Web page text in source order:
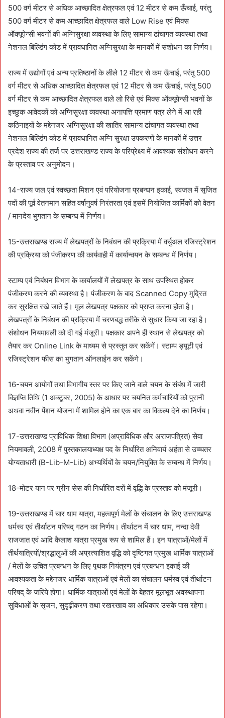
500 वर्ग मीटर से अधिक आच्छादित क्षेत्रफल एवं 12 मीटर से कम ऊँचाई, परंतु
500 वर्ग मीटर से कम आच्छादित क्षेत्रफल वाले Low Rise एवं मिक्स
ऑक्यूपेन्सी भवनों की अग्निसुरक्षा व्यवस्था के लिए सामान्य ढांचागत व्यवस्था तथा
नेशनल बिल्डिंग कोड में प्रावधानित अग्निसुरक्षा के मानकों में संशोधन का निर्णय।
राज्य में उद्योगों एवं अन्य प्रतिष्ठानों के लीले 12 मीटर से कम ऊँचाई, परंतु 500
वर्ग मीटर से अधिक आच्छादित क्षेत्रफल एवं 12 मीटर से कम ऊँचाई, परंतु 500
वर्ग मीटर से कम आच्छादित क्षेत्रफल वाले लो रिसे एवं मिक्स ऑक्यूपेन्सी भवनों के
इच्छुक आवेदकों को अग्निसुरक्षा व्यवस्था अनापत्ति प्रमाण पत्र लेने में आ रही
कठिनाइयों के मद्देनजर अग्निसुरक्षा की खातिर सामान्य ढांचागत व्यवस्था तथा
नेशनल बिल्डिंग कोड में प्रावधानित अग्नि सुरक्षा उपकरणों के मानकों में उत्तर
प्रदेश राज्य की तर्ज पर उत्तराखण्ड राज्य के परिप्रेक्ष्य में आवश्यक संशोधन करने
के प्रस्ताव पर अनुमोदन।
14-राज्य जल एवं स्वच्छता मिशन एवं परियोजना प्रबन्धन इकाई, स्वजल में सृजित
पदों की पूर्व वेतनमान सहित वर्षानुवर्ष निरंतरता एवं इसमें नियोजित कार्मिकों को वेतन
/ मानदेय भुगतान के सम्बन्ध में निर्णय।
15-उत्तराखण्ड राज्य में लेखपत्रों के निबंधन की प्रक्रिया में वर्चुअल रजिस्ट्रेशन
की प्रक्रिया को पंजीकरण की कार्यवाही में कार्यान्वयन के सम्बन्ध में निर्णय।
स्टाम्प एवं निबंधन विभाग के कार्यालयों में लेखपत्र के साथ उपस्थित होकर
पंजीकरण करने की व्यवस्था है। पंजीकरण के बाद Scanned Copy मुद्रित
कर सुरक्षित रखे जाते हैं। मूल लेखपत्र पक्षकार को प्राप्त करना होता है।
लेखपत्रों के निबंधन की प्रक्रिया में चरणबद्ध तरीके से सुधार किया जा रहा है।
संशोधन नियमावली को दी गई मंजूरी। पक्षकार अपने ही स्थान से लेखपत्र को
तैयार कर Online Link के माध्यम से प्रस्तुत कर सकेंगें। स्टाम्प ड्यूटी एवं
रजिस्ट्रेशन फीस का भुगतान ऑनलाईन कर सकेंगे।
16-चयन आयोगों तथा विभागीय स्तर पर किए जाने वाले चयन के संबंध में जारी
विज्ञप्ति तिथि (1 अक्टूबर, 2005) के आधार पर चयनित कर्मचारियों को पुरानी
अथवा नवीन पेंशन योजना में शामिल होने का एक बार का विकल्प देने का निर्णय।
17-उत्तराखण्ड प्राविधिक शिक्षा विभाग (अप्राविधिक और अराजपत्रित) सेवा
नियमावली, 2008 में पुस्तकालयाध्यक्ष पद के निर्धारित अनिवार्य अर्हता से उच्चतर
योग्यताधारी (B-Lib-M-Lib) अभ्यर्थियों के चयन/नियुक्ति के सम्बन्ध में निर्णय।
18-मोटर यान पर ग्रीन सेस की निर्धारित दरों में वृद्धि के प्रस्ताव को मंजूरी।
19-उत्तराखण्ड में चार धाम यात्रा, महत्वपूर्ण मेलों के संचालन के लिए उत्तराखण्ड
धर्मस्व एवं तीर्थाटन परिषद् गठन का निर्णय। तीर्थाटन में चार धाम, नन्दा देवी
राजजात एवं आदि कैलाश यात्रा प्रमुख रूप से शामिल हैं। इन यात्राओं/मेलों में
तीर्थयात्रियों/श्रद्धालुओं की अप्रत्याशित वृद्धि को दृष्टिगत प्रमुख धार्मिक यात्राओं
/ मेलों के उचित प्रबन्धन के लिए पृथक नियंत्रण एवं प्रबन्धन इकाई की
आवश्यकता के मद्देनजर धार्मिक यात्राओं एवं मेलों का संचालन धर्मस्व एवं तीर्थाटन
परिषद् के जरिये होगा। धार्मिक यात्राओं एवं मेलों के बेहतर मूलभूत अवस्थापना
सुविधाओं के सृजन, सुदृढ़ीकरण तथा रखरखाव का अधिकार उसके पास रहेगा।